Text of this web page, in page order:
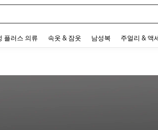
플러스 의류 속옷 & 잠옷 남성복 주얼리 & 액